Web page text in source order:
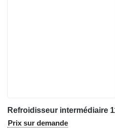
Prix sur demande